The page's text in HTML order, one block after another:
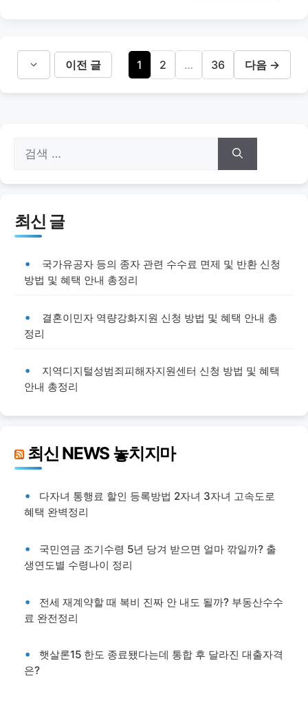
이전 글
페
이
1
페
이
2 …
페
이
36 다음 →
색:
최신 글
국가유공자 등의 종자 관련 수수료 면제 및 반환 신청
방법 및 혜택 안내 총정리
결혼이민자 역량강화지원 신청 방법 및 혜택 안내 총
정리
지역디지털성범죄피해자지원센터 신청 방법 및 혜택
안내 총정리
최신 NEWS 놓치지마
다자녀 통행료 할인 등록방법 2자녀 3자녀 고속도로
혜택 완벽정리
국민연금 조기수령 5년 당겨 받으면 얼마 깎일까? 출
생연도별 수령나이 정리
전세 재계약할 때 복비 진짜 안 내도 될까? 부동산수수
료 완전정리
햇살론15 한도 종료됐다는데 통합 후 달라진 대출자격
은?